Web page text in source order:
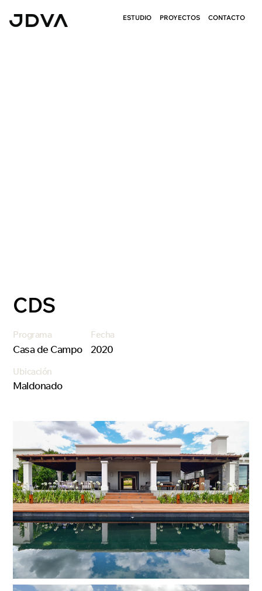
ESTUDIO PROYECTOS CONTACTO
CDS
Programa
Casa de Campo
Fecha
2020
Ubicación
Maldonado